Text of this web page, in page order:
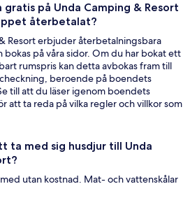
gratis på Unda Camping & Resort
återbetalat?
Resort erbjuder återbetalningsbara
bokas på våra sidor. Om du har bokat ett
rumspris kan detta avbokas fram till
beroende på boendets
till att du läser igenom boendets
att ta reda på vilka regler och villkor som
ta med sig husdjur till Unda
utan kostnad. Mat- och vattenskålar